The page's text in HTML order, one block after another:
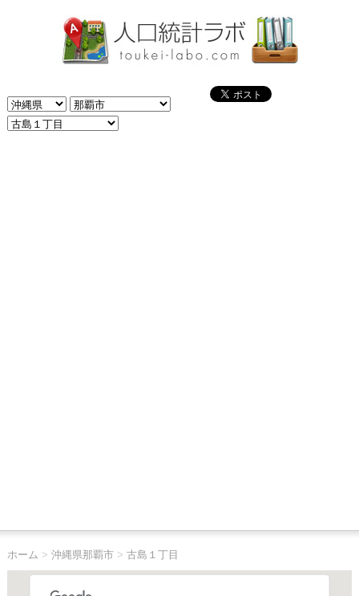
ホーム > 沖縄県那覇市> 古島１丁目